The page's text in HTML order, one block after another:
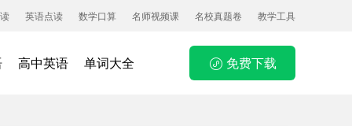
英语点读 数学口算 名师视频课 名校真题卷 教学工具
高中英语 单词大全 免费下载